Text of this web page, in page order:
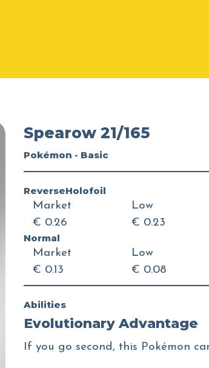
Spearow 21/165
Pokémon - Basic
ReverseHolofoil
Market
€ 0.26
Low
€ 0.23
Normal
Market
€ 0.13
Low
€ 0.08
Abilities
Evolutionary Advantage
If you go second, this Pokémon